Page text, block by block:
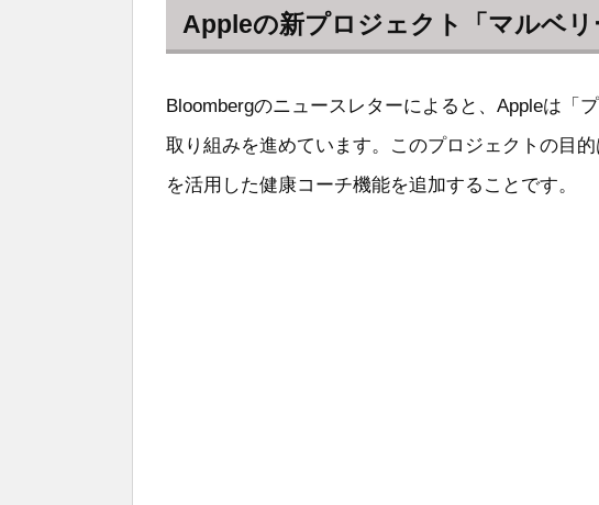
Appleの新プロジェクト「マルベ
Bloombergのニュースレターによると、Appleは「
取り組みを進めています。このプロジェクトの目
を活用した健康コーチ機能を追加することです。